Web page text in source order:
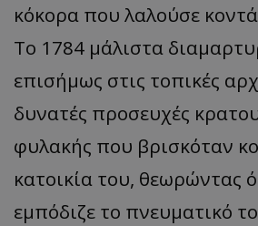
κόκορα που λαλούσε
Το 1784 μάλιστα
επισήμως στις τοπικές
δυνατές προσευχές
φυλακής που βρισκόταν
κατοικία του, θεωρώντας
εμπόδιζε το πνευματικό